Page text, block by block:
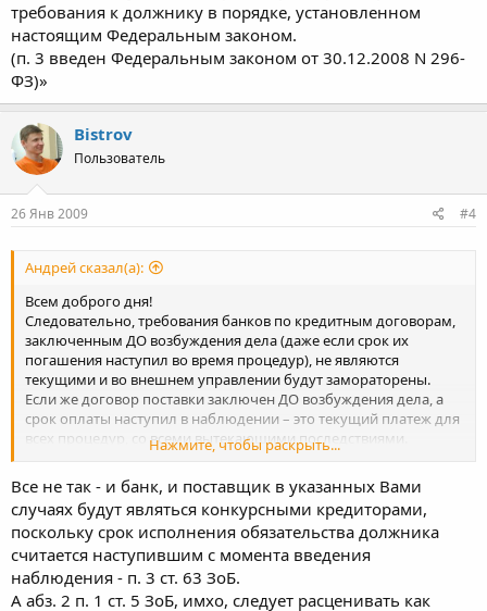
требования к должнику в порядке, установленном
настоящим Федеральным законом.
(п. 3 введен Федеральным законом от 30.12.2008 N 296-
ФЗ)»
Bistrov
Пользователь
26 Янв 2009 #4
Андрей сказал(а):
Всем доброго дня!
Следовательно, требования банков по кредитным договорам,
заключенным ДО возбуждения дела (даже если срок их
погашения наступил во время процедур), не являются
текущими и во внешнем управлении будут замораторены.
Если же договор поставки заключен ДО возбуждения дела, а
срок оплаты наступил в наблюдении – это текущий платеж для
всех процедур, со всеми вытекающими последствиями.
Дают шанс для должников-строителей и их поставщиков за
счет отсрочки платежей банкам? Наивно? Мож чего не так
понял?
Спасибо.
Нажмите, чтобы раскрыть...
Все не так - и банк, и поставщик в указанных Вами
случаях будут являться конкурсными кредиторами,
поскольку срок исполнения обязательства должника
считается наступившим с момента введения
наблюдения - п. 3 ст. 63 ЗоБ.
А абз. 2 п. 1 ст. 5 ЗоБ, имхо, следует расценивать как